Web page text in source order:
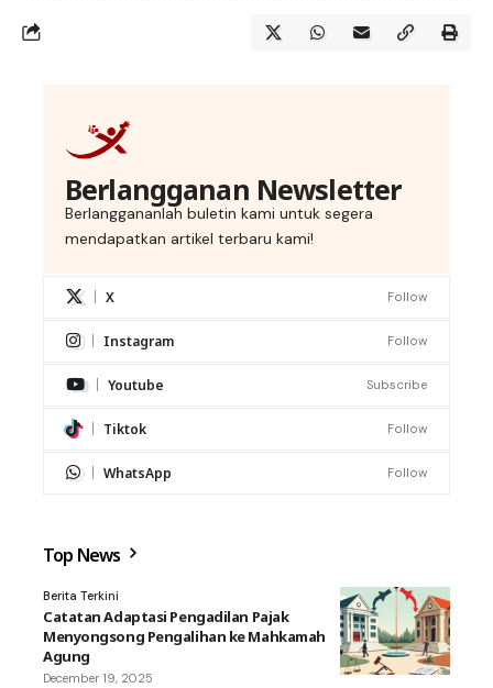
Berlangganan Newsletter
Berlanggananlah buletin kami untuk segera
mendapatkan artikel terbaru kami!
X Follow
Instagram Follow
Youtube Subscribe
Tiktok Follow
WhatsApp Follow
Top News
Berita Terkini
Catatan Adaptasi Pengadilan Pajak
Menyongsong Pengalihan ke Mahkamah
Agung
December 19, 2025